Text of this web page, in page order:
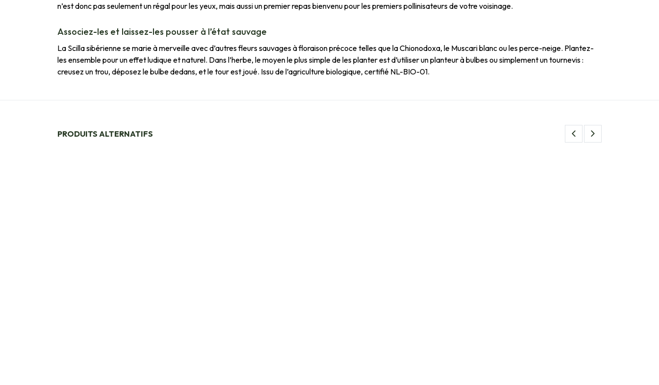
n’est donc pas seulement un régal pour les yeux, mais aussi un premier repas bienvenu pour les premiers pollinisateurs de votre voisinage.
Associez-les et laissez-les pousser à l’état sauvage
La Scilla sibérienne se marie à merveille avec d’autres fleurs sauvages à floraison précoce telles que la Chionodoxa, le Muscari blanc ou les perce-neige. Plantez-
les ensemble pour un effet ludique et naturel. Dans l’herbe, le moyen le plus simple de les planter est d’utiliser un planteur à bulbes ou simplement un tournevis :
creusez un trou, déposez le bulbe dedans, et le tour est joué. Issu de l’agriculture biologique, certifié NL-BIO-01.
PRODUITS ALTERNATIFS